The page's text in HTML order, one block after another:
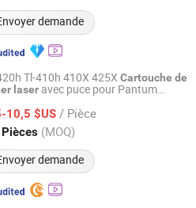
demande
Tl-410h 410X 425X Cartouche de
laser avec puce pour Pantum
10,5 $US / Pièce
(MOQ)
demande
Technology Co., Ltd.
Depuis 2024